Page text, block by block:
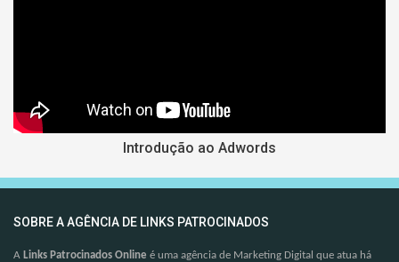
Introdução ao Adwords
SOBRE A AGÊNCIA DE LINKS PATROCINADOS
A Links Patrocinados Online é uma agência de Marketing Digital que atua há